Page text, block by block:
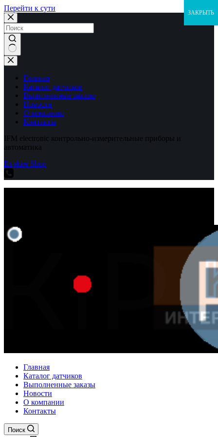
Перейти к сути
Ничего
не
найденоГлавная
Каталог датчиков
Выполненные заказы
Новости
О компании
Контакты
IFM electronic контрольно-измерительные приборы и
автоматика
Explore Shop
Главная
Каталог датчиков
Выполненные заказы
Новости
О компании
Контакты
Поиск
ЗАКРЫТЬ